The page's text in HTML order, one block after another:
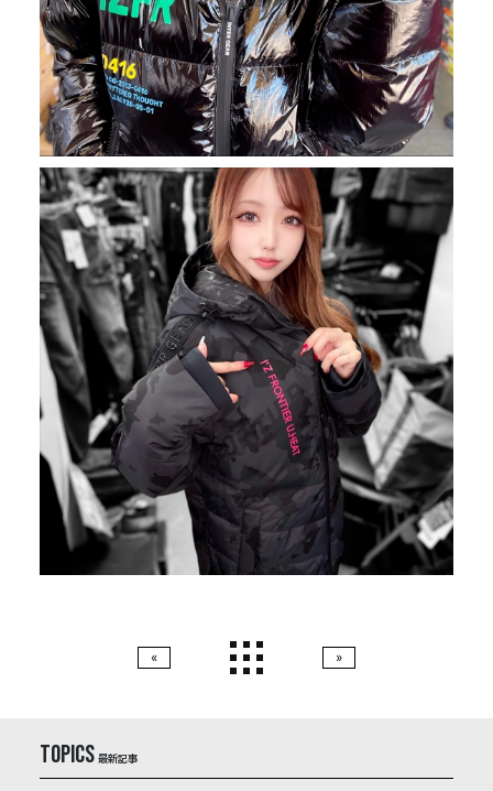
TOP
トップ
ABOUT US
私たちについて
COMPANY
会社概要
PRODUCTS
商品
MOVIE
動画一覧
STOCKIST
販売店一覧
NEWS＆COLUMN
新着情報
SITE MAP
サイトマップ
RECRUIT
採用情報
PELTIER DEVICE
ペルチェ特設ページ
販売代理店の方へ
« »
topics最新記事